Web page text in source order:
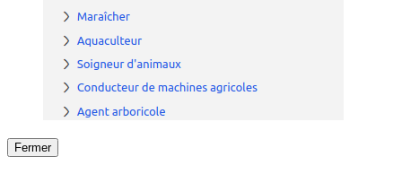
Fermer